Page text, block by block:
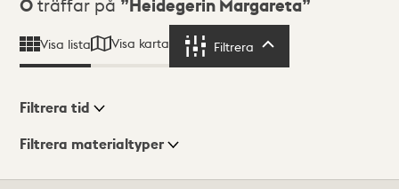
0 träffar på Heidegerin Margareta
Visa lista Visa karta Filtrera
Visningsläge
Filtrera tid
Filtrera materialtyper